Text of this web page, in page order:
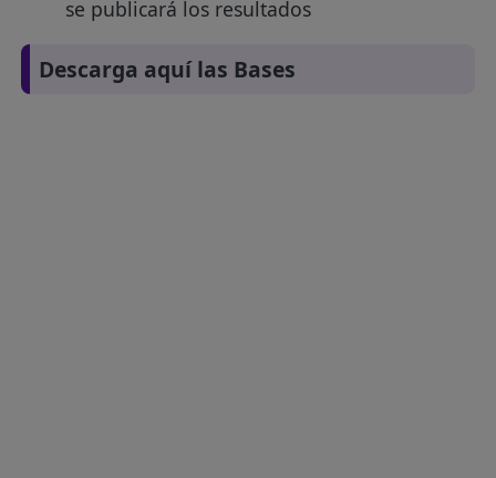
se publicará los resultados
Descarga aquí las Bases